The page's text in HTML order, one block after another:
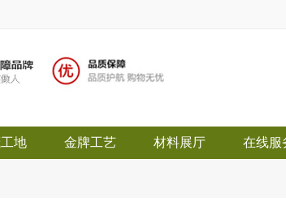
地 金牌工艺 材料展厅 在线服